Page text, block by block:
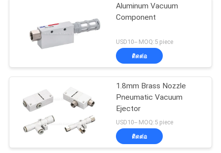
Aluminum Vacuum
Component
USD10-- MOQ:5 piece
ติดต่อ
1.8mm Brass Nozzle
Pneumatic Vacuum
Ejector
USD10-- MOQ:5 piece
ติดต่อ